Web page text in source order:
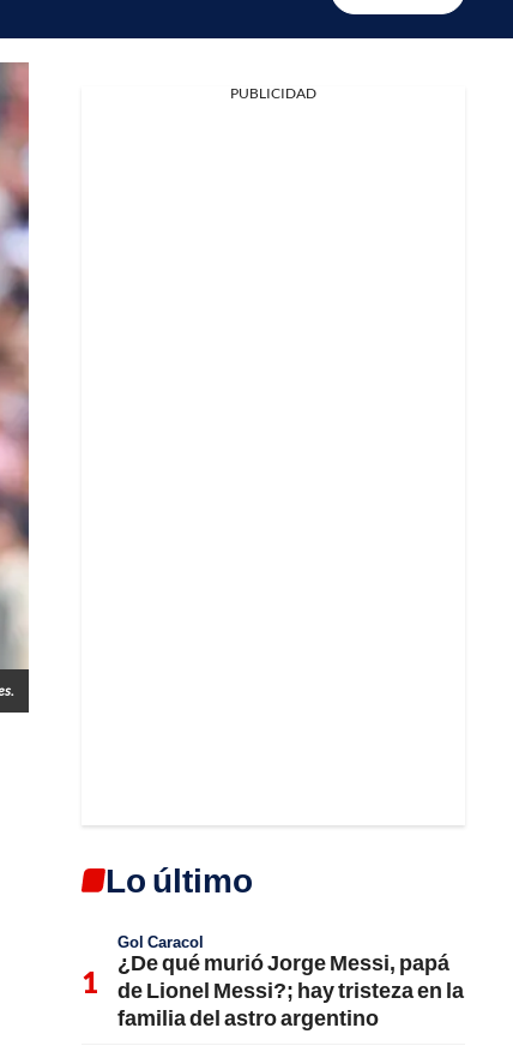
PUBLICIDAD
Lo último
Gol Caracol
¿De qué murió Jorge Messi, papá
de Lionel Messi?; hay tristeza en la
familia del astro argentino